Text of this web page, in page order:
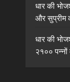
धार की
और सुप्रीम
धार की
२१०० पन्नों